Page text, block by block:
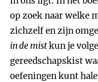
op zoek naar welke
zichzelf en zijn
in de mistkun je
gereedschapskist
oefeningen kunt